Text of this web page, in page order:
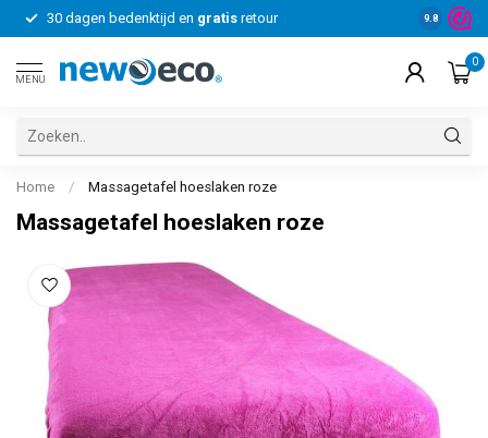
30 dagen bedenktijd en gratis retour Voor
9.8
MENU
0
Home / Massagetafel hoeslaken roze
Massagetafel hoeslaken roze